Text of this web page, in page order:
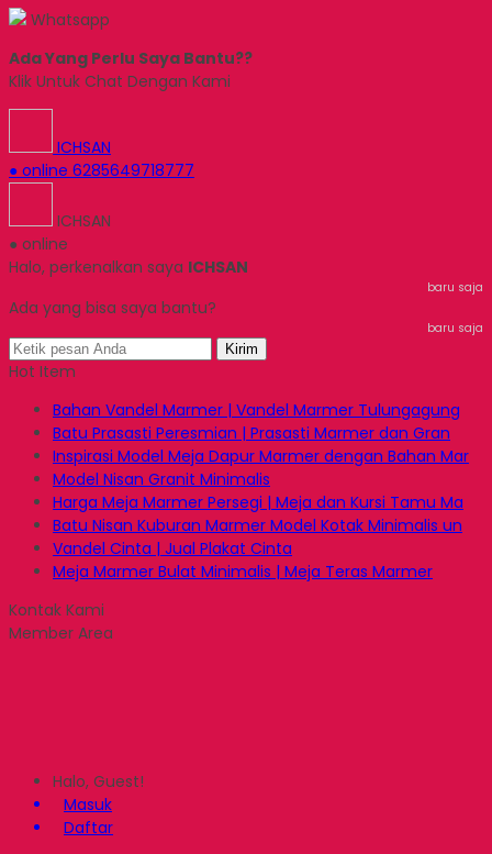
Whatsapp
Ada Yang Perlu Saya Bantu??
Klik Untuk Chat Dengan Kami
ICHSAN
● online 6285649718777
ICHSAN
● online
Halo, perkenalkan saya ICHSAN
baru saja
Ada yang bisa saya bantu?
baru saja
Kirim
Hot Item
Bahan Vandel Marmer | Vandel Marmer Tulungagung
Batu Prasasti Peresmian | Prasasti Marmer dan Gran
Inspirasi Model Meja Dapur Marmer dengan Bahan Mar
Model Nisan Granit Minimalis
Harga Meja Marmer Persegi | Meja dan Kursi Tamu Ma
Batu Nisan Kuburan Marmer Model Kotak Minimalis un
Vandel Cinta | Jual Plakat Cinta
Meja Marmer Bulat Minimalis | Meja Teras Marmer
Kontak Kami
Member Area
Halo, Guest!
Masuk
Daftar